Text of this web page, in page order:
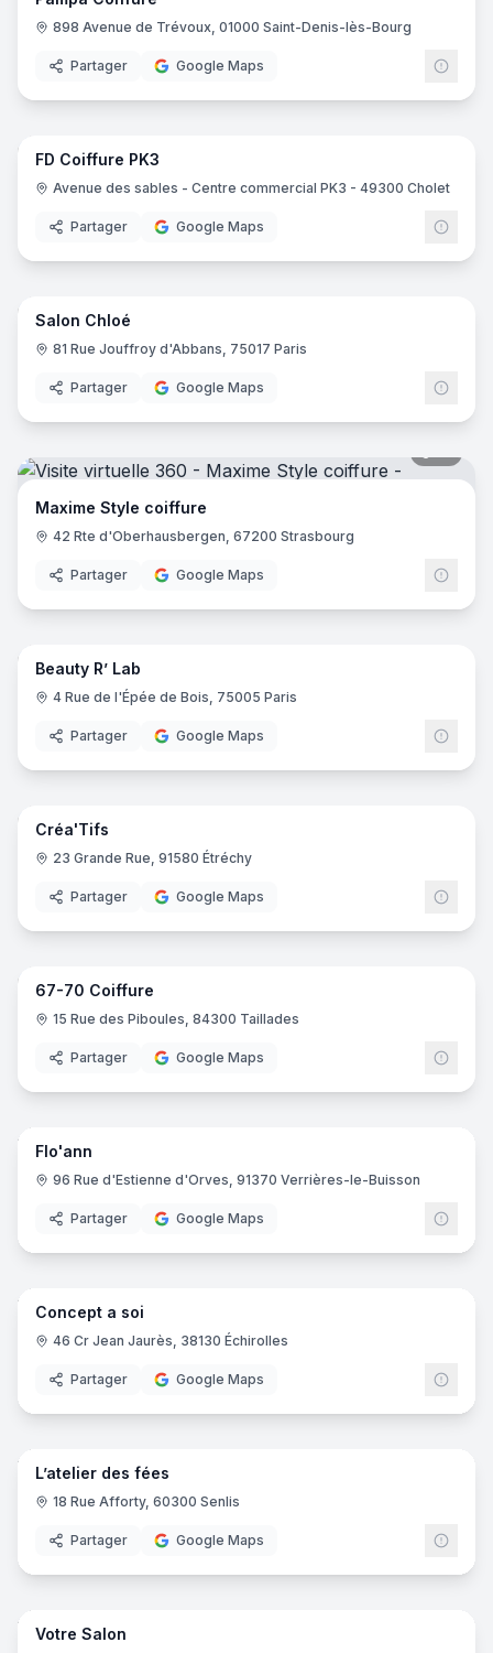
898 Avenue de Trévoux, 01000 Saint-Denis-lès-Bourg
Partager Google Maps
7
FD Coiffure PK3
Avenue des sables - Centre commercial PK3 - 49300 Cholet
Partager Google Maps
7
Salon Chloé
81 Rue Jouffroy d'Abbans, 75017 Paris
Partager Google Maps
Maxime Style coiffure
42 Rte d'Oberhausbergen, 67200 Strasbourg
Partager Google Maps
6
Beauty R’ Lab
4 Rue de l'Épée de Bois, 75005 Paris
Partager Google Maps
5
Créa'Tifs
23 Grande Rue, 91580 Étréchy
Partager Google Maps
8
67-70 Coiffure
15 Rue des Piboules, 84300 Taillades
Partager Google Maps
7
Flo'ann
96 Rue d'Estienne d'Orves, 91370 Verrières-le-Buisson
Partager Google Maps
11
Concept a soi
46 Cr Jean Jaurès, 38130 Échirolles
Partager Google Maps
10
L’atelier des fées
18 Rue Afforty, 60300 Senlis
Partager Google Maps
6
Votre Salon